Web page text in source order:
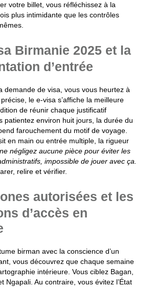
votre billet, vous réfléchissez à la
plus intimidante que les contrôles
Birmanie 2025 et la
d’entrée
demande de visa, vous vous heurtez à
le e-visa s’affiche la meilleure
de réunir chaque justificatif
patientez environ huit jours, la durée du
farouchement du motif de voyage.
en main ou entrée multiple, la rigueur
négligez aucune pièce pour éviter les
impossible de jouer avec ça.
relire et vérifier.
autorisées et les
d’accès en
birman avec la conscience d’un
vous découvrez que chaque semaine
intérieure. Vous ciblez Bagan,
Ngapali. Au contraire, vous évitez l’État